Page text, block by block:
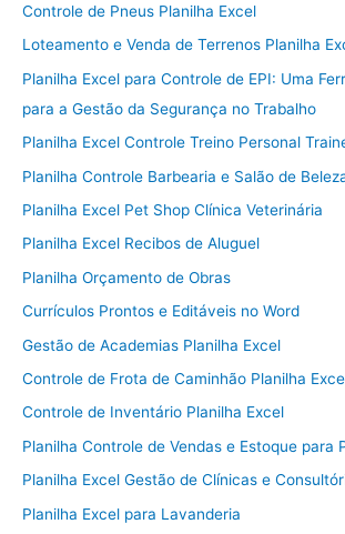
Controle de Pneus Planilha Excel
Loteamento e Venda de Terrenos Planilha
Planilha Excel para Controle de EPI: Uma
para a Gestão da Segurança no Trabalho
Planilha Excel Controle Treino Personal
Planilha Controle Barbearia e Salão de
Planilha Excel Pet Shop Clínica Veterinária
Planilha Excel Recibos de Aluguel
Planilha Orçamento de Obras
Currículos Prontos e Editáveis no Word
Gestão de Academias Planilha Excel
Controle de Frota de Caminhão Planilha
Controle de Inventário Planilha Excel
Planilha Controle de Vendas e Estoque para
Planilha Excel Gestão de Clínicas e
Planilha Excel para Lavanderia